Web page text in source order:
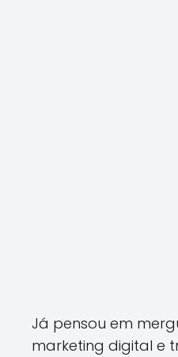
Já pensou em
marketing digital e